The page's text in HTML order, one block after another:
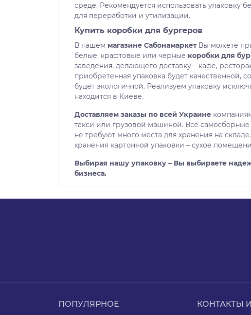
среде. Рекомендуется использовать упаковку
для переработки и утилизации.
Купить коробки для бургеров
В нашем магазине СабонамаркетВы можете
белые, крафтовые или черные коробки для
заведения, делающего доставку – кафе,
приобретенная упаковка будет качественной,
будет экологичной. Реализуем упаковку
находится в Киеве.
Доставляем заказы по всей Украине
такси или грузовой машиной. Все
не требуют много места для хранения на
хранения картонной упаковки – сухое
Выбирая нашу упаковку – Вы выбираете
бизнеса.
ПОПУЛЯРНОЕ КОНТАКТЫ